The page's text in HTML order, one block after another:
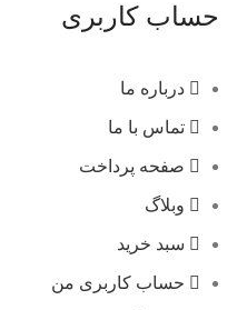
حساب کاربری
درباره ما
تماس با ما
صفحه پرداخت
وبلاگ
سبد خرید
حساب کاربری من